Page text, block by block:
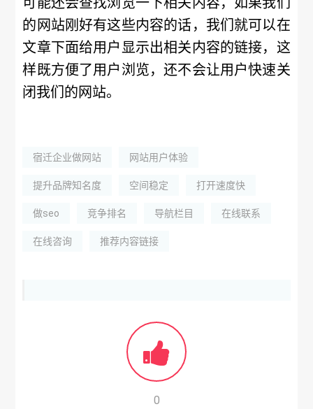
的网站刚好有这些内容的话，我们就可以在
文章下面给用户显示出相关内容的链接，这
样既方便了用户浏览，还不会让用户快速关
闭我们的网站。
宿迁企业做网站 网站用户体验
提升品牌知名度 空间稳定 打开速度快
做seo 竞争排名 导航栏目 在线联系
在线咨询 推荐内容链接
0